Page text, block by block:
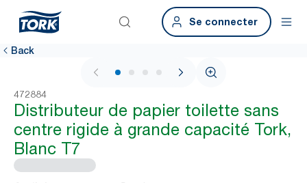
Se connecter
Back
1 / 4
472884
Distributeur de papier toilette sans
centre rigide à grande capacité Tork,
Blanc T7